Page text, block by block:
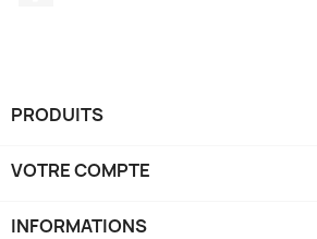
PRODUITS
VOTRE COMPTE
INFORMATIONS